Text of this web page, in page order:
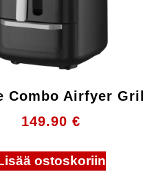
Combo Airfyer Grill
149.90 €
ostoskoriin